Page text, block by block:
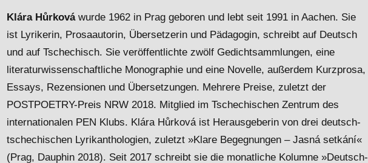
Klára Hůrková wurde 1962 in Prag geboren und lebt seit 1991 in Aachen. Sie
ist Lyrikerin, Prosaautorin, Übersetzerin und Pädagogin, schreibt auf Deutsch
und auf Tschechisch. Sie veröffentlichte zwölf Gedichtsammlungen, eine
literaturwissenschaftliche Monographie und eine Novelle, außerdem Kurzprosa,
Essays, Rezensionen und Übersetzungen. Mehrere Preise, zuletzt der
POSTPOETRY-Preis NRW 2018. Mitglied im Tschechischen Zentrum des
internationalen PEN Klubs. Klára Hůrková ist Herausgeberin von drei deutsch-
tschechischen Lyrikanthologien, zuletzt »Klare Begegnungen –Jasná setkání«
(Prag, Dauphin 2018). Seit 2017 schreibt sie die monatliche Kolumne »Deutsch-